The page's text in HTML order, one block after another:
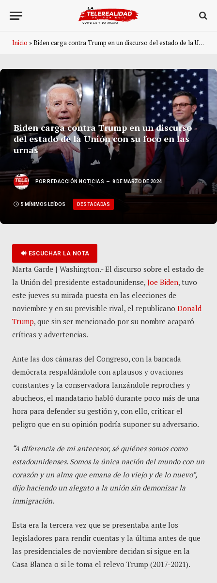
Inicio »Biden carga contra Trump en un discurso del estado de la Unión con su foco en las urnas
Biden carga contra Trump en un discurso
del estado de la Unión con su foco en las
urnas
POR REDACCIÓN NOTICIAS 8 DE MARZO DE 2024
5 MÍNIMOS LEÍDOS DESTACADAS
🔊 ESCUCHAR LA NOTA
Marta Garde | Washington.- El discurso sobre el estado de
la Unión del presidente estadounidense, Joe Biden, tuvo
este jueves su mirada puesta en las elecciones de
noviembre y en su previsible rival, el republicano Donald
Trump, que sin ser mencionado por su nombre acaparó
críticas y advertencias.
Ante las dos cámaras del Congreso, con la bancada
demócrata respaldándole con aplausos y ovaciones
constantes y la conservadora lanzándole reproches y
abucheos, el mandatario habló durante poco más de una
hora para defender su gestión y, con ello, criticar el
peligro que en su opinión podría suponer su adversario.
“A diferencia de mi antecesor, sé quiénes somos como
estadounidenses. Somos la única nación del mundo con un
corazón y un alma que emana de lo viejo y de lo nuevo”,
dijo haciendo un alegato a la unión sin demonizar la
inmigración.
Esta era la tercera vez que se presentaba ante los
legisladores para rendir cuentas y la última antes de que
las presidenciales de noviembre decidan si sigue en la
Casa Blanca o si le toma el relevo Trump (2017-2021).